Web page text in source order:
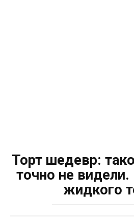
Торт шедевр:
точно не
жидкого